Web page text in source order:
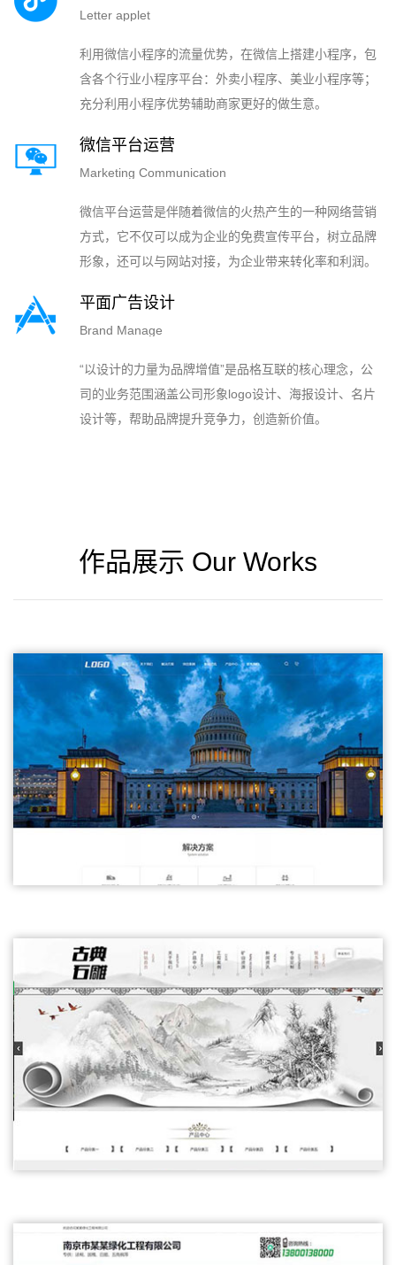
Letter applet
利用微信小程序的流量优势，在微信上搭建小程序，包
含各个行业小程序平台：外卖小程序、美业小程序等；
充分利用小程序优势辅助商家更好的做生意。
微信平台运营
Marketing Communication
微信平台运营是伴随着微信的火热产生的一种网络营销
方式，它不仅可以成为企业的免费宣传平台，树立品牌
形象，还可以与网站对接，为企业带来转化率和利润。
平面广告设计
Brand Manage
“以设计的力量为品牌增值”是品格互联的核心理念，公
司的业务范围涵盖公司形象logo设计、海报设计、名片
设计等，帮助品牌提升竞争力，创造新价值。
作品展示 Our Works